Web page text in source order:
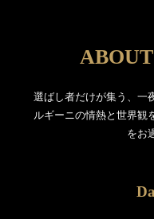
選ばし者だけが集う、一
ルギーニの情熱と世界観
をお